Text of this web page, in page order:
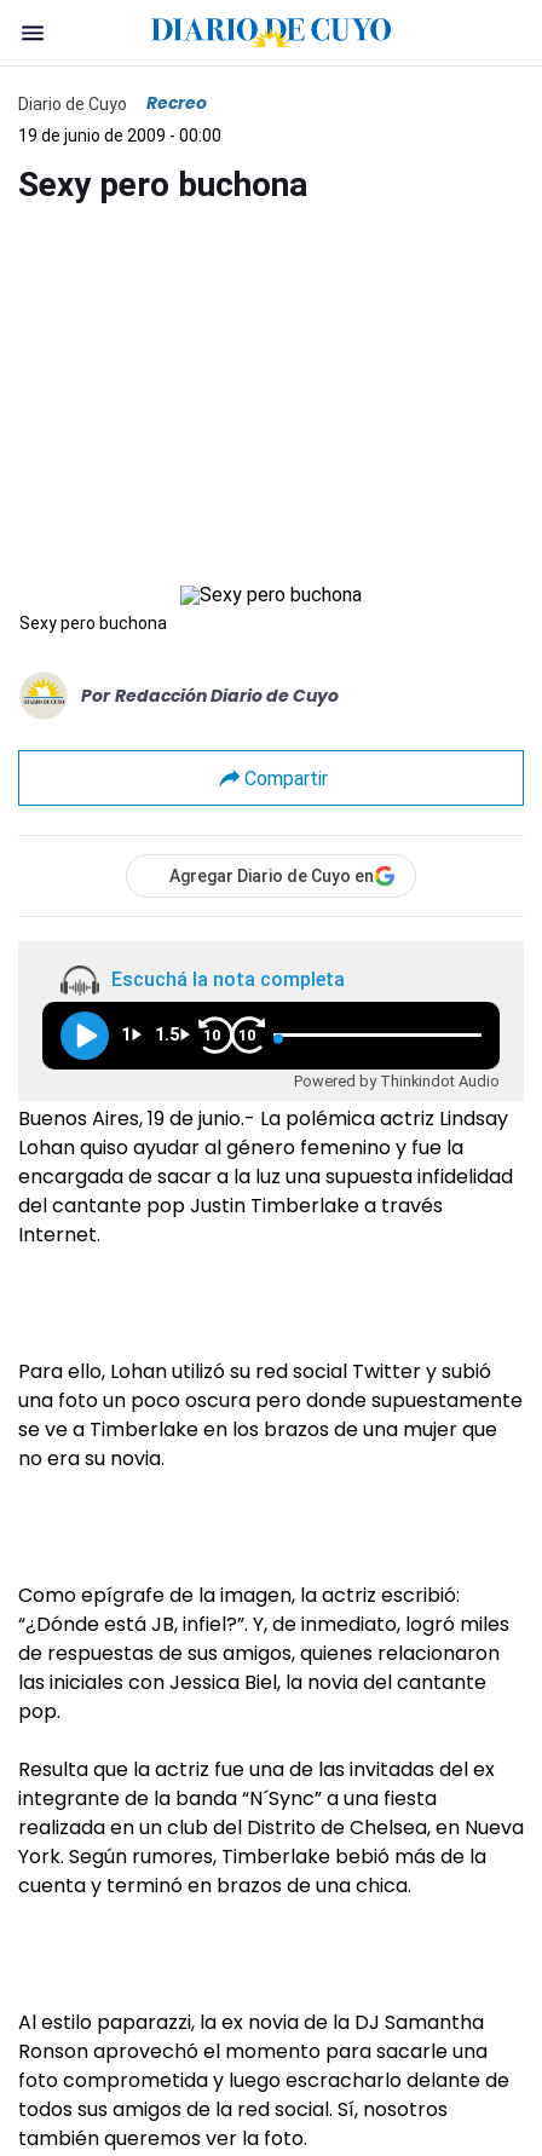
Diario de Cuyo Recreo
19 de junio de 2009 - 00:00
Sexy pero buchona
Sexy pero buchona
Por Redacción Diario de Cuyo
Compartir
Agregar Diario de Cuyo en
Escuchá la nota completa
1 1.5 10 10
Powered by Thinkindot Audio
Buenos Aires, 19 de junio.- La polémica actriz Lindsay
Lohan quiso ayudar al género femenino y fue la
encargada de sacar a la luz una supuesta infidelidad
del cantante pop Justin Timberlake a través
Internet.
Para ello, Lohan utilizó su red social Twitter y subió
una foto un poco oscura pero donde supuestamente
se ve a Timberlake en los brazos de una mujer que
no era su novia.
Como epígrafe de la imagen, la actriz escribió:
“¿Dónde está JB, infiel?”. Y, de inmediato, logró miles
de respuestas de sus amigos, quienes relacionaron
las iniciales con Jessica Biel, la novia del cantante
pop.
Resulta que la actriz fue una de las invitadas del ex
integrante de la banda “N´Sync” a una fiesta
realizada en un club del Distrito de Chelsea, en Nueva
York. Según rumores, Timberlake bebió más de la
cuenta y terminó en brazos de una chica.
Al estilo paparazzi, la ex novia de la DJ Samantha
Ronson aprovechó el momento para sacarle una
foto comprometida y luego escracharlo delante de
todos sus amigos de la red social. Sí, nosotros
también queremos ver la foto.